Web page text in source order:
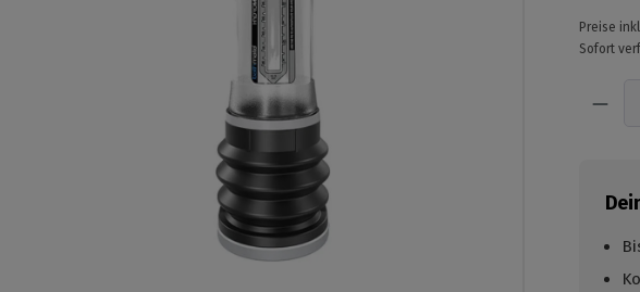
Preise
Sofort